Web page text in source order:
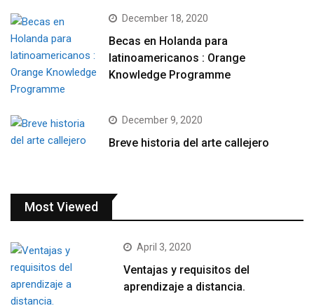
December 18, 2020
Becas en Holanda para
latinoamericanos : Orange
Knowledge Programme
December 9, 2020
Breve historia del arte callejero
Most Viewed
April 3, 2020
Ventajas y requisitos del
aprendizaje a distancia.